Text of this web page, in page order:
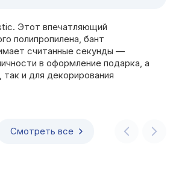
Этот впечатляющий
полипропилена, бант
считанные секунды —
в оформление подарка, а
и для декорирования
Смотреть все